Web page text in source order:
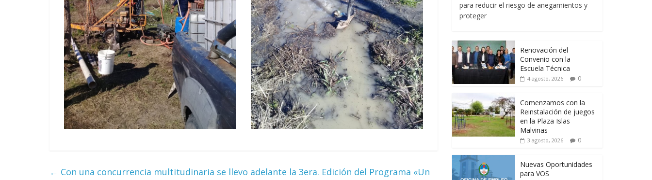
← Con una concurrencia multitudinaria se llevo adelante la 3era. Edición del Programa «Un
para reducir el riesgo de anegamientos y
proteger
Renovación del
Convenio con la
Escuela Técnica
4 agosto, 2026 0
Comenzamos con la
Reinstalación de juegos
en la Plaza Islas
Malvinas
3 agosto, 2026 0
Nuevas Oportunidades
para VOS